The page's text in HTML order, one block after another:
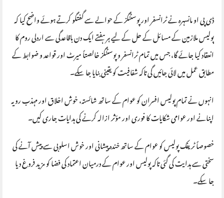
ڈی پی او مانسہرہ نے ٹرانسفر اور پوسٹنگز کے حوالے سے گفتگو کرتے ہوئے واضح کیا کہ
پولیس ملازمین کے مسائل کے حل کے لیے ہر ہفتے ایک دن باقاعدگی سے اردلی روم کا
انعقاد کیا جائے گا، جس میں تمام ٹرانسفر و پوسٹنگز خالصتاً میرٹ اور قواعد و ضوابط کے
مطابق عمل میں لائی جائیں گی تاکہ شفافیت کو یقینی بنایا جا سکے۔
انہوں نے تمام پولیس افسران کو عوام کے ساتھ شائستہ، خوش اخلاق اور مہذب رویہ
اپنانے اور عوامی شکایات کا فوری اور مؤثر ازالہ کرنے کی ہدایات جاری کیں۔
خصوصاً ٹریفک پولیس کو عوام کے ساتھ خندہ پیشانی اور خوش اسلوبی سے پیش آنے کی
سختی سے ہدایت کی گئی تاکہ پولیس اور عوام کے درمیان اعتماد کی فضا کو مزید فروغ دیا
جا سکے۔